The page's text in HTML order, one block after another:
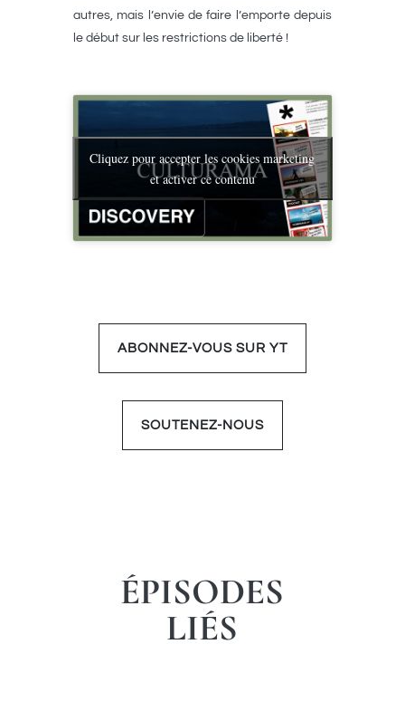
autres, mais l’envie de faire l’emporte depuis
le début sur les restrictions de liberté !
Cliquez pour accepter les cookies marketing
et activer ce contenu
ABONNEZ-VOUS SUR YT
SOUTENEZ-NOUS
ÉPISODES
LIÉS